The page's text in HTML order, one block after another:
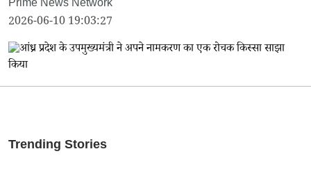
Prime News Network
2026-06-10 19:03:27
Trending Stories